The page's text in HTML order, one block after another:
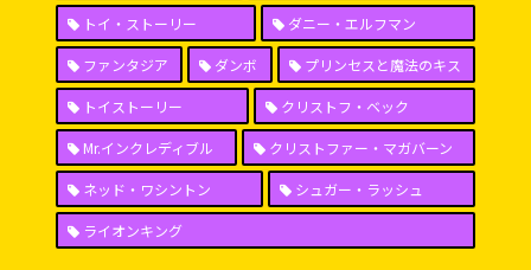
トイ・ストーリー ダニー・エルフマン
ファンタジア ダンボ プリンセスと魔法のキス
トイストーリー クリストフ・ベック
Mr.インクレディブル クリストファー・マガバーン
ネッド・ワシントン シュガー・ラッシュ
ライオンキング